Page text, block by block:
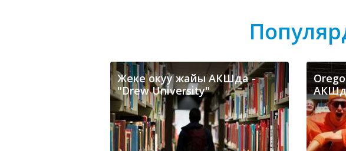
Жеке окуу жайы АКШда -
"Drew University"